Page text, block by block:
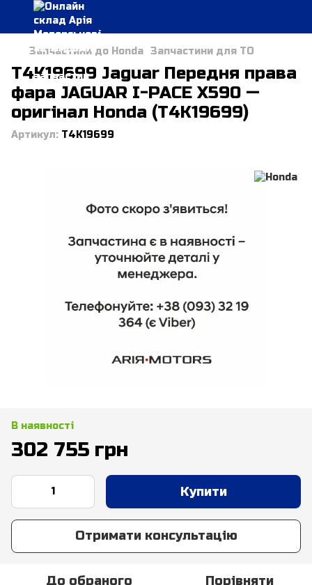
Запчастини до Honda Запчастини для ТО
T4K19699 Jaguar Передня права
фара JAGUAR I-PACE X590 —
оригінал Honda (T4K19699)
Артикул: T4K19699
В наявності
302 755 грн
Купити
Отримати консультацію
До обраного Порівняти